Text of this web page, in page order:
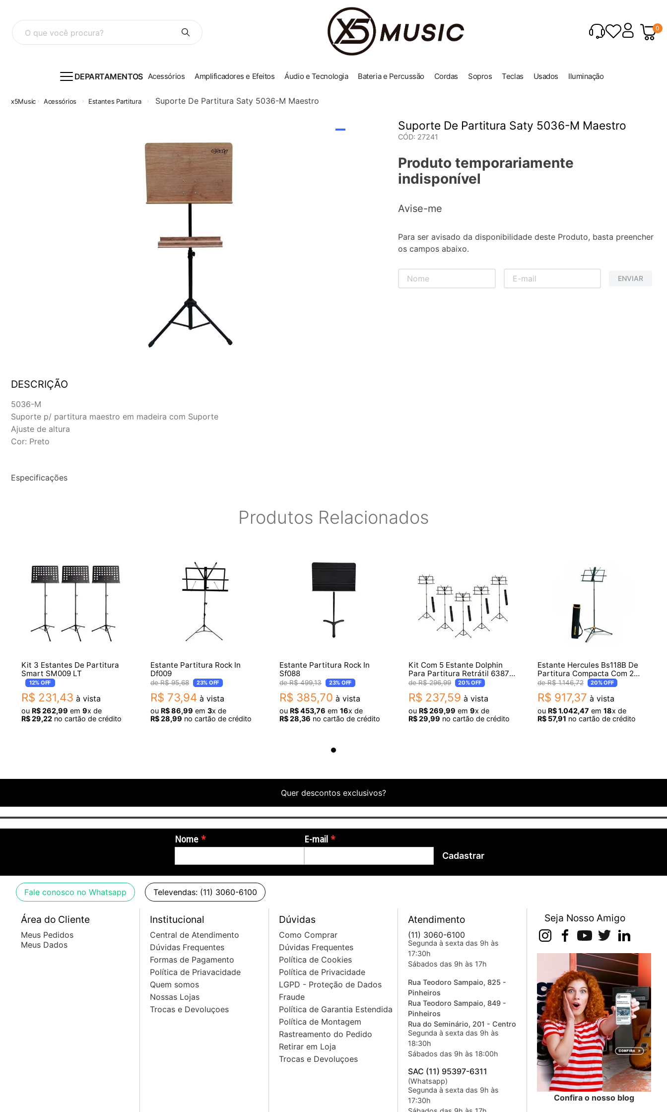
O que você procura? 0
DEPARTAMENTOS Acessórios Amplificadores e Efeitos Áudio e Tecnologia Bateria e Percussão Cordas Sopros Teclas Usados Iluminação
Acessórios Estantes Partitura Suporte De Partitura Saty 5036-M Maestro
Suporte De Partitura Saty 5036-M Maestro
CÓD: 27241
Produto temporariamente
indisponível
Avise-me
Para ser avisado da disponibilidade deste Produto, basta preencher
os campos abaixo.
ENVIAR
DESCRIÇÃO
5036-M
Suporte p/ partitura maestro em madeira com Suporte
Ajuste de altura
Cor: Preto
Especificações
Produtos Relacionados
Kit 3 Estantes De Partitura
Smart SM009 LT
12% OFF
R$ 231,43 à vista
ou R$262,99 em 9x de
R$29,22 no cartão de crédito
Estante Partitura Rock In
Df009
R$ 95,68 23% OFF
R$ 73,94 à vista
ou R$86,99 em 3x de
R$28,99 no cartão de crédito
Estante Partitura Rock In
Sf088
R$ 499,13 23% OFF
R$ 385,70 à vista
ou R$453,76 em 16x de
R$28,36 no cartão de crédito
Kit Com 5 Estante Dolphin
Para Partitura Retrátil 6387
Com Bag
R$ 296,99 20%OFF
R$ 237,59 à vista
ou R$269,99 em 9x de
R$29,99 no cartão de crédito
Estante Hercules Bs118B De
Partitura Compacta Com 2
Estágios (8278)
R$ 1.146,72 20%OFF
R$ 917,37 à vista
ou R$1.042,47 em 18x de
R$ 57,91 no cartão de crédito
Quer descontos exclusivos?
Nome E-mail
Cadastrar
Fale conosco no Whatsapp Televendas: (11) 3060-6100
Área do Cliente
Meus Pedidos
Meus Dados
Institucional
Central de Atendimento
Dúvidas Frequentes
Formas de Pagamento
Política de Priavacidade
Quem somos
Nossas Lojas
Trocas e Devoluçoes
Dúvidas
Como Comprar
Dúvidas Frequentes
Política de Cookies
Política de Privacidade
LGPD - Proteção de Dados
Fraude
Política de Garantia Estendida
Política de Montagem
Rastreamento do Pedido
Retirar em Loja
Trocas e Devoluçoes
Atendimento
(11) 3060-6100
Segunda à sexta das 9h às
17:30h
Sábados das 9h às 17h
Rua Teodoro Sampaio, 825 -
Pinheiros
Rua Teodoro Sampaio, 849 -
Pinheiros
Rua do Seminário, 201 - Centro
Segunda à sexta das 9h às
18:30h
Sábados das 9h às 18:00h
SAC (11) 95397-6311
(Whatsapp)
Segunda à sexta das 9h às
17:30h
Seja Nosso Amigo
Confira o nosso blog